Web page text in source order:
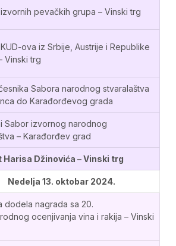
pevačkih grupa – Vinski trg
ova iz Srbije, Austrije i Republike
Vinski trg
Sabora narodnog stvaralaštva
do Karađorđevog grada
Sabor izvornog narodnog
– Karađorđev grad
Harisa Džinovića – Vinski trg
Nedelja 13. oktobar 2024.
dodela nagrada sa 20.
ocenjivanja vina i rakija – Vinski